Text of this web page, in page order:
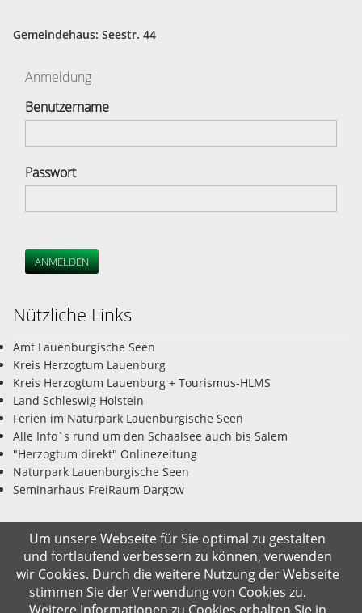
Gemeindehaus: Seestr. 44
Anmeldung
Benutzername
Passwort
ANMELDEN
Nützliche Links
Amt Lauenburgische Seen
Kreis Herzogtum Lauenburg
Kreis Herzogtum Lauenburg + Tourismus-HLMS
Land Schleswig Holstein
Ferien im Naturpark Lauenburgische Seen
Alle Info`s rund um den Schaalsee auch bis Salem
"Herzogtum direkt" Onlinezeitung
Naturpark Lauenburgische Seen
Seminarhaus FreiRaum Dargow
© Gemeinde Salem-Dargow 08.08.2026
Impressum Datenschutz Kontakt Suche
Um unsere Webseite für Sie optimal zu gestalten
und fortlaufend verbessern zu können, verwenden
wir Cookies. Durch die weitere Nutzung der Webseite
stimmen Sie der Verwendung von Cookies zu.